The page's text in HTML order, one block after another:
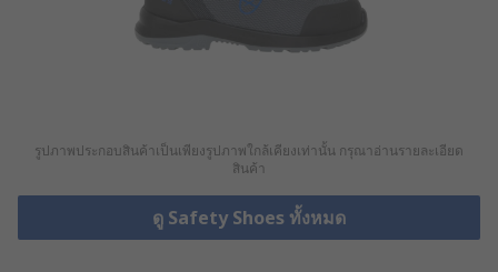
รูปภาพประกอบสินค้าเป็นเพียงรูปภาพใกล้เคียงเท่านั้น กรุณาอ่านรายละเอียด
สินค้า
ดู Safety Shoes ทั้งหมด